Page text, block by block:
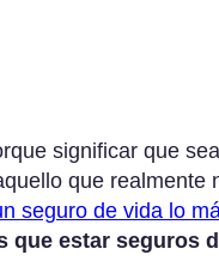
significar que
que realmente
seguro de vida lo
estar seguros